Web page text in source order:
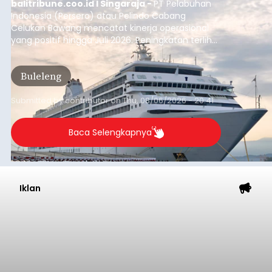
balitribune.coo.id I Singaraja -PT Pelabuhan
Indonesia (Persero) atau Pelindo Cabang
Celukan Bawang mencatat kinerja operasional
yang positif hingga Juli 2026. Peningkatan terlihat
dari arus kapal yang mencapai 1,48 juta Gross
Tonnage (GT), atau tumbuh 12,4 persen
dibandingkan periode yang sama tahun lalu
yang tercatat sebesar 1,32 juta GT.
Buleleng
Submitted bycontributoronThu, 08/06/2026 - 20:41
Baca Selengkapnya
Iklan